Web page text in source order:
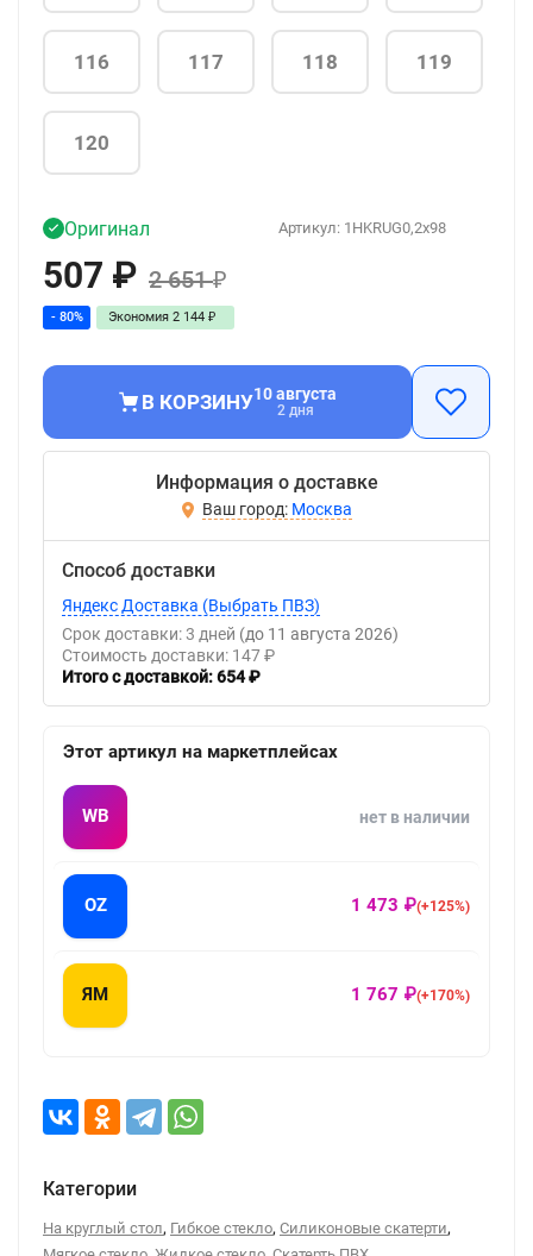
116 117 118 119
120
Артикул: 1HKRUG0,2x98
Оригинал
507 ₽ 2 651₽
- 80% Экономия 2 144 ₽
В КОРЗИНУ10 августа
2 дня
Информация о доставке
Москва
Способ доставки
Яндекс Доставка (Выбрать ПВЗ)
Срок доставки: 3 дней (до 11 августа 2026)
Стоимость доставки: 147 ₽
Итого с доставкой: 654 ₽
Этот артикул на маркетплейсах
WB нет в наличии
OZ 1 473 ₽(+125%)
ЯМ 1 767 ₽(+170%)
Категории
На круглый стол, Гибкое стекло, Силиконовые скатерти,